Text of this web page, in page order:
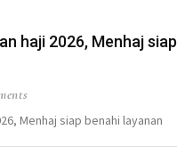
haji 2026, Menhaj siap
Menhaj siap benahi layanan